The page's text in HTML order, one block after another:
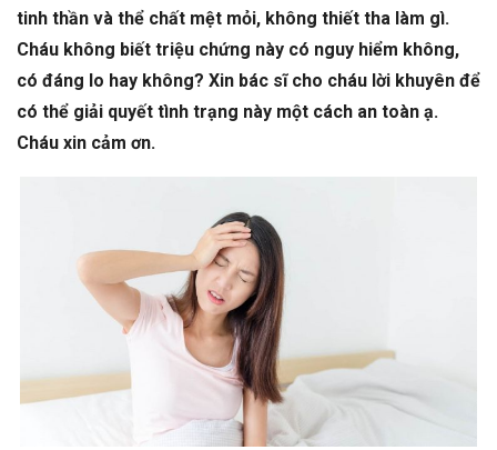
tinh thần và thể chất mệt mỏi, không thiết tha làm gì.
Cháu không biết triệu chứng này có nguy hiểm không,
có đáng lo hay không? Xin bác sĩ cho cháu lời khuyên để
có thể giải quyết tình trạng này một cách an toàn ạ.
Cháu xin cảm ơn.